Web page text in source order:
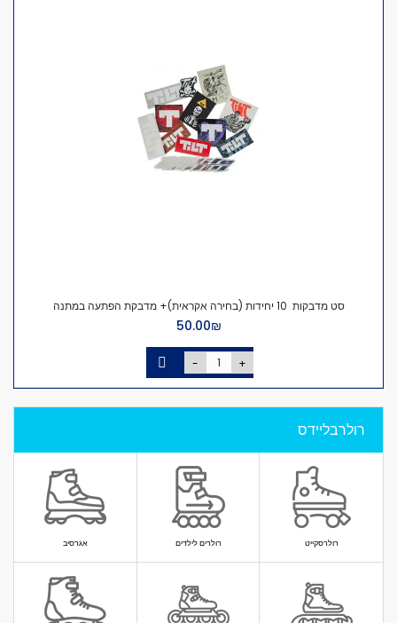
סט מדבקות 10 יחידות (בחירה אקראית)+ מדבקת הפתעה במתנה
₪‏50.00
- +
רולרבליידס
אגרסיב רולרים לילדים רולרסקייט